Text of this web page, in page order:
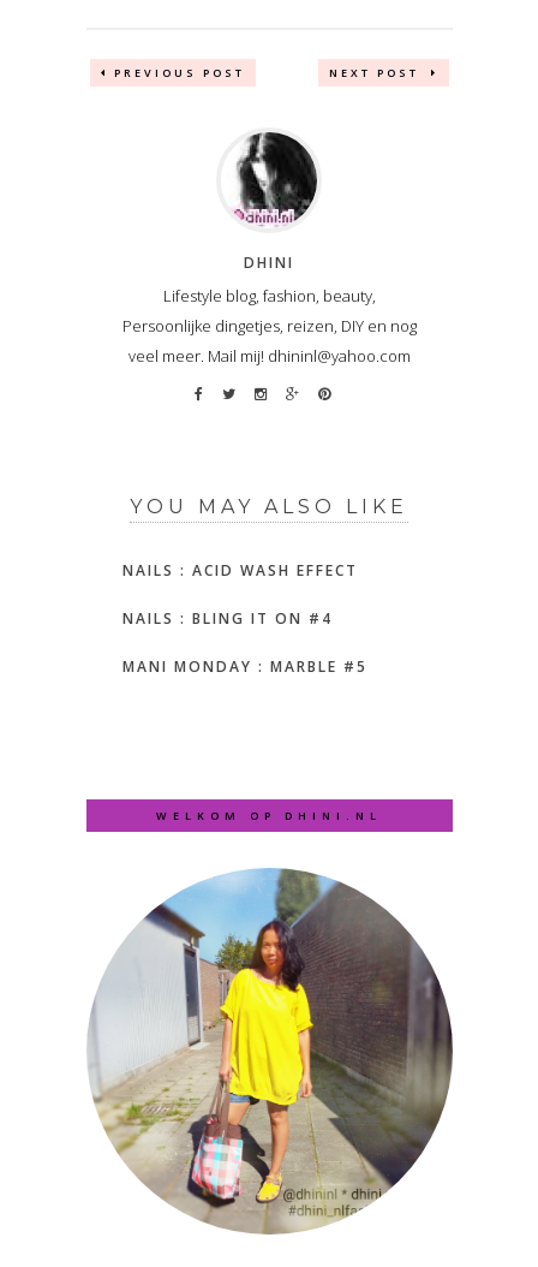
PREVIOUS POST NEXT POST
DHINI
Lifestyle blog, fashion, beauty,
Persoonlijke dingetjes, reizen, DIY en nog
veel meer. Mail mij! dhininl@yahoo.com
YOU MAY ALSO LIKE
NAILS : ACID WASH EFFECT
NAILS : BLING IT ON #4
MANI MONDAY : MARBLE #5
WELKOM OP DHINI.NL